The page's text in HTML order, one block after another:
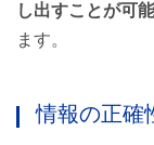
し出すことが可能
ます。
情報の正確